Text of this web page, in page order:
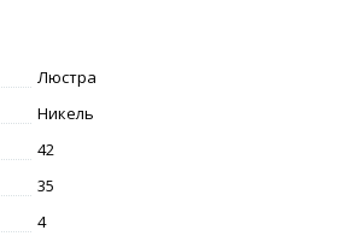
Люстра
Никель
42
35
4